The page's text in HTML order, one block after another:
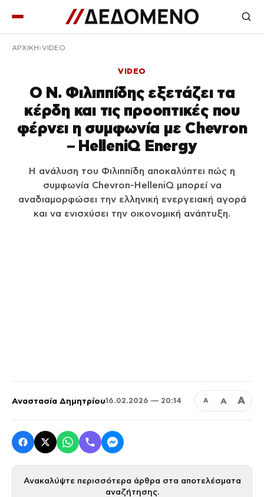
ΑΡΧΙΚΉ VIDEO
VIDEO
Ο Ν. Φιλιππίδης εξετάζει τα
κέρδη και τις προοπτικές που
φέρνει η συμφωνία με Chevron
– HelleniQ Energy
Η ανάλυση του Φιλιππίδη αποκαλύπτει πώς η
συμφωνία Chevron-HelleniQ μπορεί να
αναδιαμορφώσει την ελληνική ενεργειακή αγορά
και να ενισχύσει την οικονομική ανάπτυξη.
Αναστασία Δημητρίου16.02.2026 — 20:14 Α Α Α
Ανακαλύψτε περισσότερα άρθρα στα αποτελέσματα
αναζήτησης.